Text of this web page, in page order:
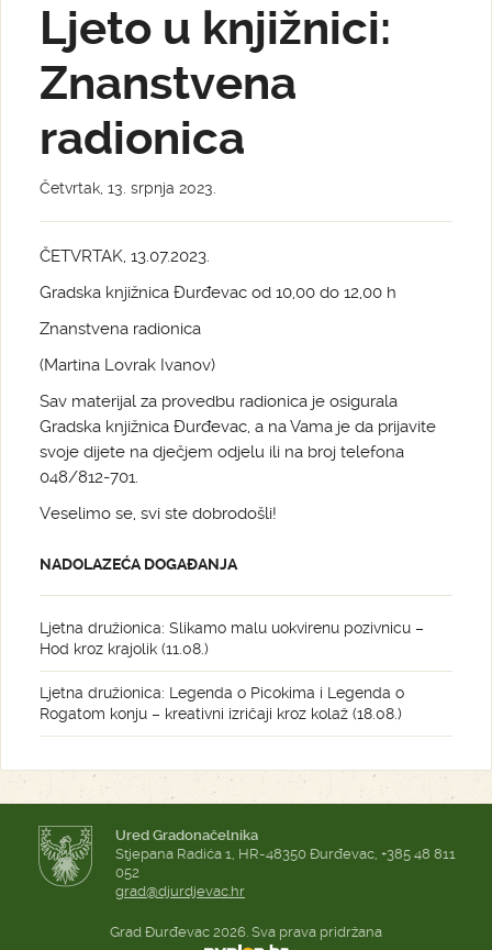
Ljeto u knjižnici:
Znanstvena
radionica
Četvrtak, 13. srpnja 2023.
ČETVRTAK, 13.07.2023.
Gradska knjižnica Đurđevac od 10,00 do 12,00 h
Znanstvena radionica
(Martina Lovrak Ivanov)
Sav materijal za provedbu radionica je osigurala
Gradska knjižnica Đurđevac, a na Vama je da prijavite
svoje dijete na dječjem odjelu ili na broj telefona
048/812-701.
Veselimo se, svi ste dobrodošli!
NADOLAZEĆA DOGAĐANJA
Ljetna družionica: Slikamo malu uokvirenu pozivnicu –
Hod kroz krajolik (11.08.)
Ljetna družionica: Legenda o Picokima i Legenda o
Rogatom konju – kreativni izričaji kroz kolaž (18.08.)
Ured Gradonačelnika
Stjepana Radića 1, HR-48350 Đurđevac, +385 48 811
052
grad@djurdjevac.hr
Grad Đurđevac 2026. Sva prava pridržana